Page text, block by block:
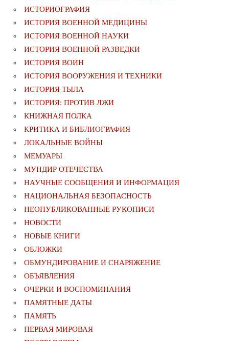
ИСТОРИОГРАФИЯ
ИСТОРИЯ ВОЕННОЙ МЕДИЦИНЫ
ИСТОРИЯ ВОЕННОЙ НАУКИ
ИСТОРИЯ ВОЕННОЙ РАЗВЕДКИ
ИСТОРИЯ ВОИН
ИСТОРИЯ ВООРУЖЕНИЯ И ТЕХНИКИ
ИСТОРИЯ ТЫЛА
ИСТОРИЯ: ПРОТИВ ЛЖИ
КНИЖНАЯ ПОЛКА
КРИТИКА И БИБЛИОГРАФИЯ
ЛОКАЛЬНЫЕ ВОЙНЫ
МЕМУАРЫ
МУНДИР ОТЕЧЕСТВА
НАУЧНЫЕ СООБЩЕНИЯ И ИНФОРМАЦИЯ
НАЦИОНАЛЬНАЯ БЕЗОПАСНОСТЬ
НЕОПУБЛИКОВАННЫЕ РУКОПИСИ
НОВОСТИ
НОВЫЕ КНИГИ
ОБЛОЖКИ
ОБМУНДИРОВАНИЕ И СНАРЯЖЕНИЕ
ОБЪЯВЛЕНИЯ
ОЧЕРКИ И ВОСПОМИНАНИЯ
ПАМЯТНЫЕ ДАТЫ
ПАМЯТЬ
ПЕРВАЯ МИРОВАЯ